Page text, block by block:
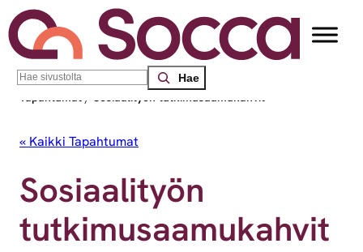
Search
Socca – Etelä-Suomen sosiaalialan osaamiskeskus
Tapahtumat / Sosiaalityön tutkimusaamukahvit
« Kaikki Tapahtumat
Sosiaalityön
tutkimusaamukahvit